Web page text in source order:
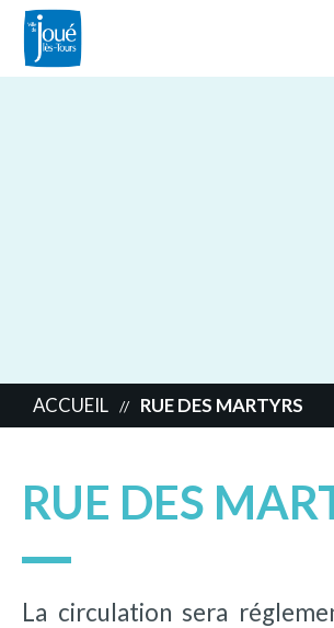
ACCUEIL // RUE DES MARTYRS
RUE DES
La circulation sera